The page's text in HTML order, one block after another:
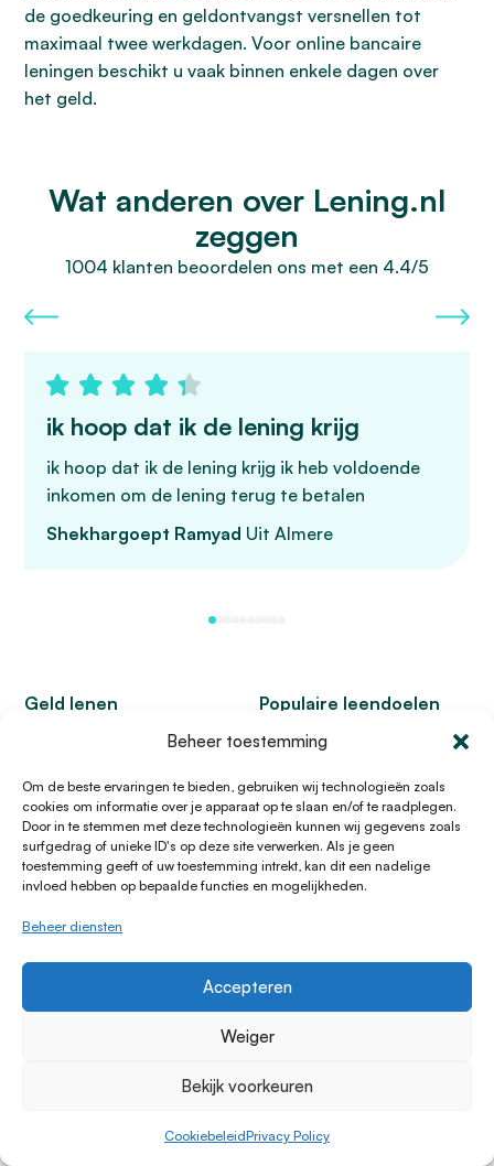
Beheer toestemming
Om de beste ervaringen te bieden, gebruiken wij technologieën zoals
cookies om informatie over je apparaat op te slaan en/of te raadplegen.
Door in te stemmen met deze technologieën kunnen wij gegevens zoals
surfgedrag of unieke ID's op deze site verwerken. Als je geen
toestemming geeft of uw toestemming intrekt, kan dit een nadelige
invloed hebben op bepaalde functies en mogelijkheden.
Beheer diensten
Accepteren
Weiger
Bekijk voorkeuren
CookiebeleidPrivacy Policy
de goedkeuring en geldontvangst versnellen tot
maximaal twee werkdagen. Voor online bancaire
leningen beschikt u vaak binnen enkele dagen over
het geld.
Wat anderen over Lening.nl
zeggen
1004 klanten beoordelen ons met een 4.4/5
ik hoop dat ik de lening krijg
ik hoop dat ik de lening krijg ik heb voldoende
inkomen om de lening terug te betalen
Shekhargoept Ramyad Uit Almere
Geld lenen
Auto financieren
Verbouwing financieren
Populaire leendoelen
Particuliere leendoelen
Persoonlijke lening
Zakelijke lening
Handige links
Kennisbank Particulier
Toegankelijkheidsverklaring
Over Lening.nl
Telefoon:0882277311
E-mail:
Kifid 300.017942